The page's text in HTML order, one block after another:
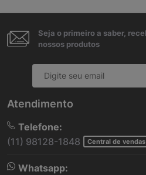
Seja o primeiro a saber,
nossos produtos
Atendimento
Telefone:
(11) 98128-1848
Central de vendas
Whatsapp: